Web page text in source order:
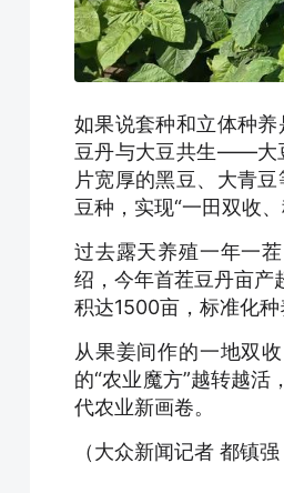
如果说套种和立体种
豆丹与大豆共生——大
片宽厚的黑豆、大青
豆种，实现“一田双收、
过去露天养殖一年一
绍，今年首茬豆丹亩
积达1500亩，标准化
从果姜间作的一地双
的“农业魔方”越转越
代农业新画卷。
（大众新闻记者 都镇